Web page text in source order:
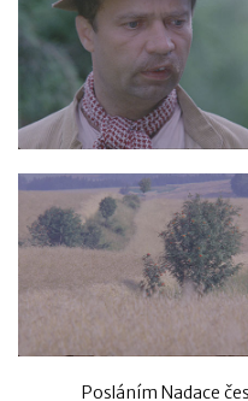
Posláním Nadace